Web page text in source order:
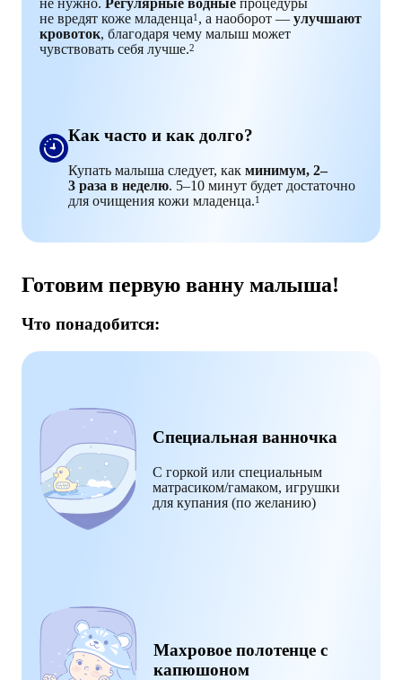
не вредят коже младенца1 , а наоборот — улучшают
кровоток, благодаря чему малыш может
чувствовать себя лучше.2
Как часто и как долго?
Купать малыша следует, как минимум, 2–
3 раза в неделю. 5–10 минут будет достаточно
для очищения кожи младенца.1
Готовим первую ванну малыша!
Что понадобится:
Специальная ванночка
С горкой или специальным
матрасиком/гамаком, игрушки
для купания (по желанию)
Махровое полотенце с
капюшоном